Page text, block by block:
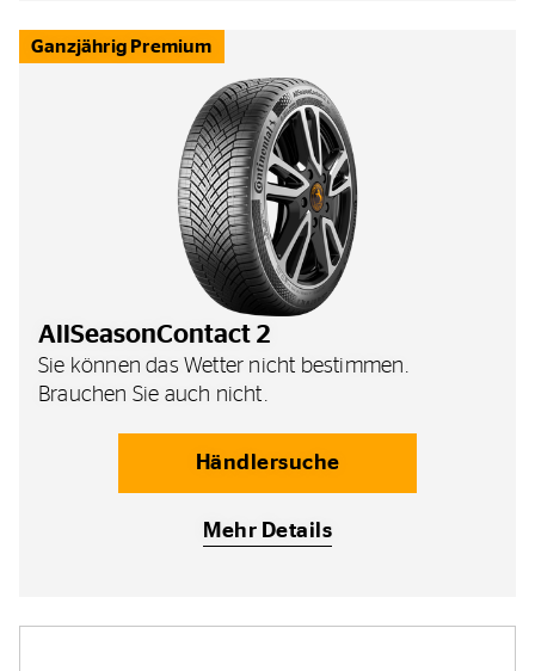
Ganzjährig Premium
AllSeasonContact 2
Sie können das Wetter nicht bestimmen.
Brauchen Sie auch nicht.
Händlersuche
Mehr Details